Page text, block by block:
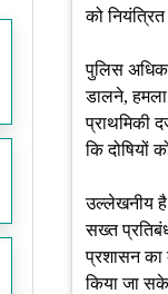
को
पुलिस
डालने,
प्राथमिकी
कि दोषियों
उल्लेखनीय है
सख्त
प्रशासन का
किया जा